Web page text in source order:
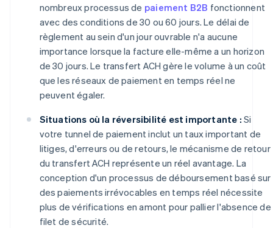
nombreux processus de paiement B2B fonctionnent
avec des conditions de 30 ou 60 jours. Le délai de
règlement au sein d'un jour ouvrable n'a aucune
importance lorsque la facture elle-même a un horizon
de 30 jours. Le transfert ACH gère le volume à un coût
que les réseaux de paiement en temps réel ne
peuvent égaler.
Situations où la réversibilité est importante : Si
votre tunnel de paiement inclut un taux important de
litiges, d'erreurs ou de retours, le mécanisme de retour
du transfert ACH représente un réel avantage. La
conception d'un processus de déboursement basé sur
des paiements irrévocables en temps réel nécessite
plus de vérifications en amont pour pallier l'absence de
filet de sécurité.